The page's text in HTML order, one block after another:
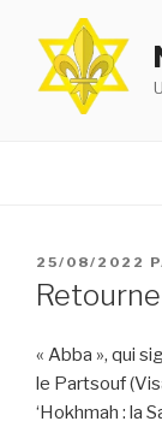
contenu
principal
PUBLIÉ
LE
25/08/2022
Retourne
« Abba », qui
le Partsouf
‘Hokhmah : la